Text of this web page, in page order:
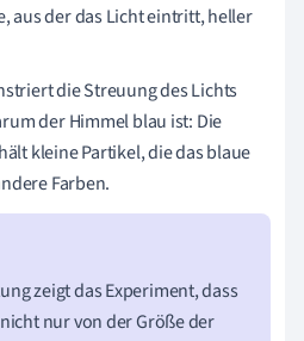
aus der das Licht eintritt, heller
die Streuung des Lichts
der Himmel blau ist: Die
kleine Partikel, die das blaue
Farben.
zeigt das Experiment, dass
nur von der Größe der